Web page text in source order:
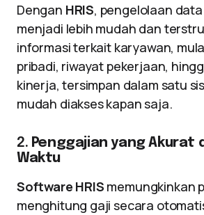
Dengan HRIS, pengelolaan
menjadi lebih mudah dan
informasi terkait karyawan,
pribadi, riwayat pekerjaan,
kinerja, tersimpan dalam satu
mudah diakses kapan saja.
2. Penggajian yang Akurat
Waktu
Software HRIS memungkinkan
menghitung gaji secara